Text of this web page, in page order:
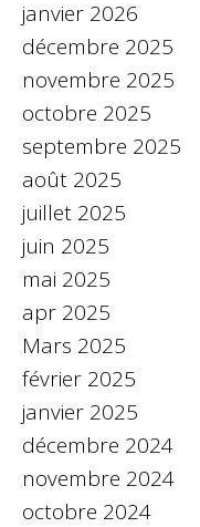
janvier 2026
décembre 2025
novembre 2025
octobre 2025
septembre 2025
août 2025
juillet 2025
juin 2025
mai 2025
apr 2025
Mars 2025
février 2025
janvier 2025
décembre 2024
novembre 2024
octobre 2024